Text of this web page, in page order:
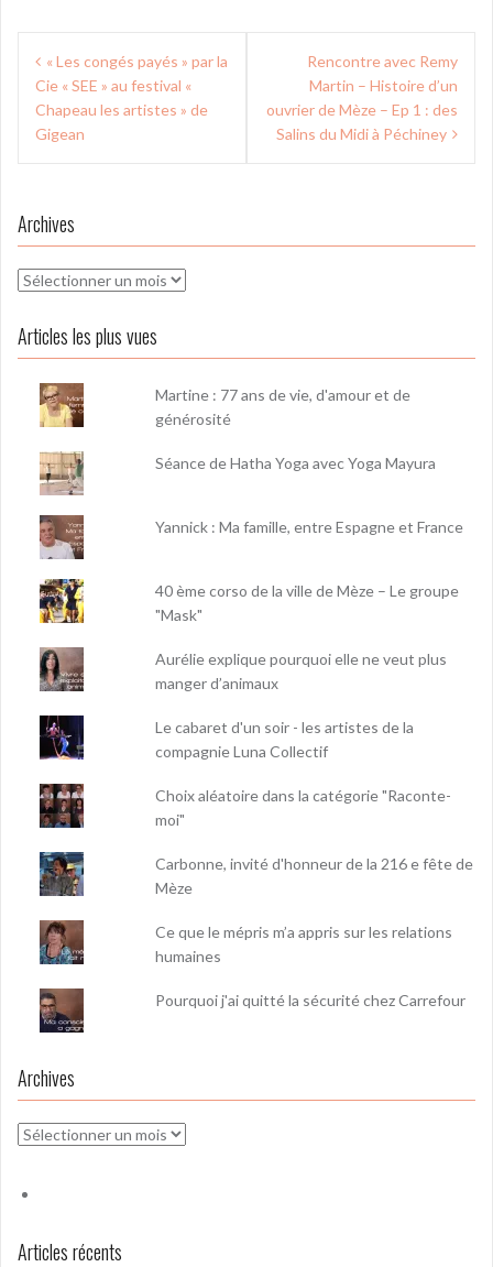
Navigation
de
l’article
« Les congés payés » par la
Cie « SEE » au festival «
Chapeau les artistes » de
Gigean
Rencontre avec Remy
Martin – Histoire d’un
ouvrier de Mèze – Ep 1 : des
Salins du Midi à Péchiney
Archives
Archives
Articles les plus vues
Martine : 77 ans de vie, d'amour et de
générosité
Séance de Hatha Yoga avec Yoga Mayura
Yannick : Ma famille, entre Espagne et France
40 ème corso de la ville de Mèze – Le groupe
"Mask"
Aurélie explique pourquoi elle ne veut plus
manger d’animaux
Le cabaret d'un soir - les artistes de la
compagnie Luna Collectif
Choix aléatoire dans la catégorie "Raconte-
moi"
Carbonne, invité d'honneur de la 216 e fête de
Mèze
Ce que le mépris m’a appris sur les relations
humaines
Pourquoi j'ai quitté la sécurité chez Carrefour
Archives
Archives
Articles récents